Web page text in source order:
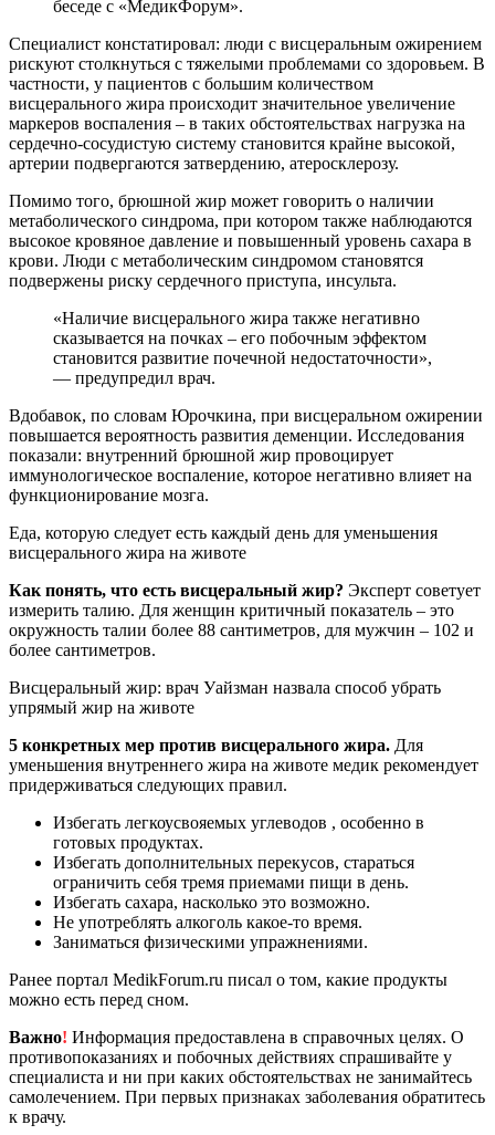
беседе с «МедикФорум».
Специалист констатировал: люди с висцеральным ожирением
рискуют столкнуться с тяжелыми проблемами со здоровьем. В
частности, у пациентов с большим количеством
висцерального жира происходит значительное увеличение
маркеров воспаления – в таких обстоятельствах нагрузка на
сердечно-сосудистую систему становится крайне высокой,
артерии подвергаются затвердению, атеросклерозу.
Помимо того, брюшной жир может говорить о наличии
метаболического синдрома, при котором также наблюдаются
высокое кровяное давление и повышенный уровень сахара в
крови. Люди с метаболическим синдромом становятся
подвержены риску сердечного приступа, инсульта.
«Наличие висцерального жира также негативно
сказывается на почках – его побочным эффектом
становится развитие почечной недостаточности»,
— предупредил врач.
Вдобавок, по словам Юрочкина, при висцеральном ожирении
повышается вероятность развития деменции. Исследования
показали: внутренний брюшной жир провоцирует
иммунологическое воспаление, которое негативно влияет на
функционирование мозга.
Еда, которую следует есть каждый день для уменьшения
висцерального жира на животе
Как понять, что есть висцеральный жир? Эксперт советует
измерить талию. Для женщин критичный показатель – это
окружность талии более 88 сантиметров, для мужчин – 102 и
более сантиметров.
Висцеральный жир: врач Уайзман назвала способ убрать
упрямый жир на животе
5 конкретных мер против висцерального жира. Для
уменьшения внутреннего жира на животе медик рекомендует
придерживаться следующих правил.
Избегать легкоусвояемых углеводов , особенно в
готовых продуктах.
Избегать дополнительных перекусов, стараться
ограничить себя тремя приемами пищи в день.
Избегать сахара, насколько это возможно.
Не употреблять алкоголь какое-то время.
Заниматься физическими упражнениями.
Ранее портал MedikForum.ru писал о том, какие продукты
можно есть перед сном.
Важно! Информация предоставлена в справочных целях. О
противопоказаниях и побочных действиях спрашивайте у
специалиста и ни при каких обстоятельствах не занимайтесь
самолечением. При первых признаках заболевания обратитесь
к врачу.